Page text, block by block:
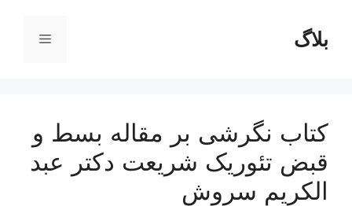
محتوابلاگ فهرست
کتاب نگرشی بر مقاله بسط و
قبض تئوریک شریعت دکتر عبد
الکریم سروش